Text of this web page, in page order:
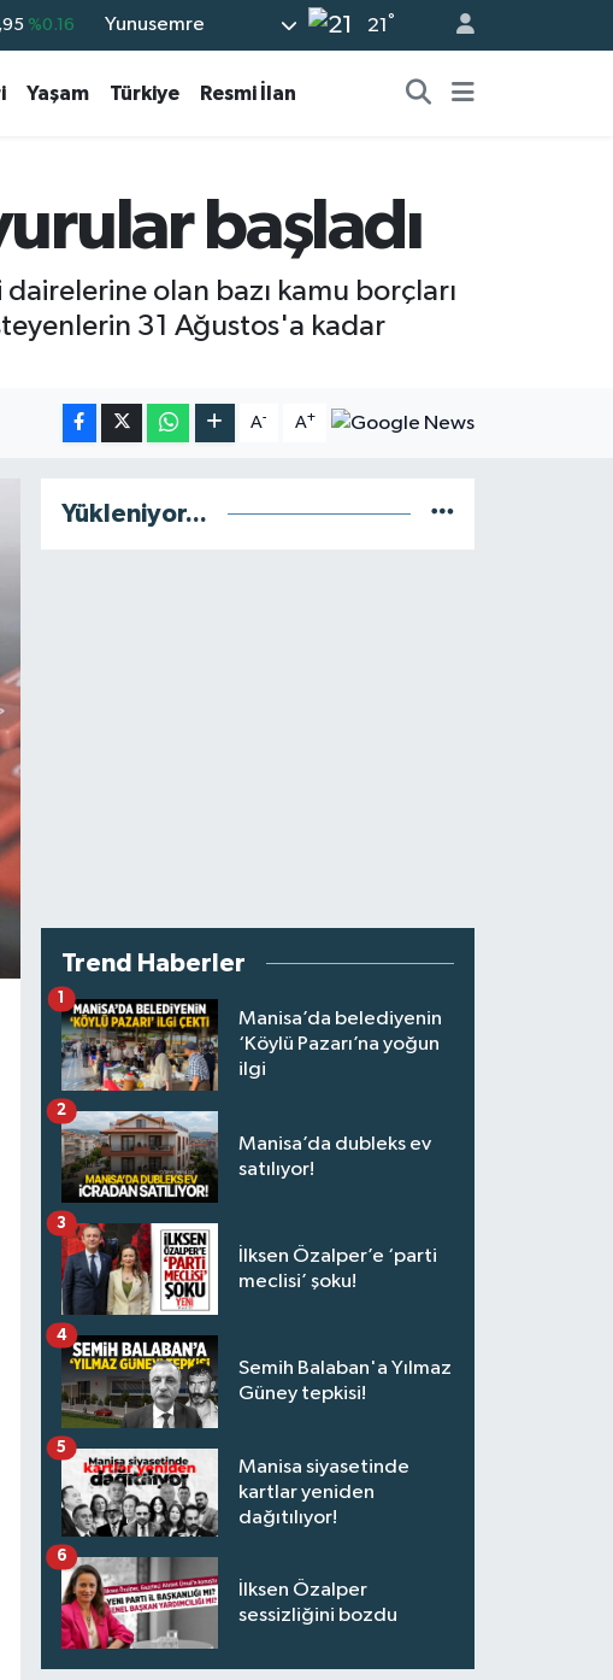
%0.16
%-0.08
%70
Yunusemre 21 °
Yaşam Türkiye Resmi İlan
başladı
dairelerine olan bazı kamu borçları
31 Ağustos'a kadar
A- A+
Yükleniyor...
Trend Haberler
Manisa’da belediyenin
‘Köylü Pazarı’na yoğun
ilgi
1
Manisa’da dubleks ev
satılıyor!
2
İlksen Özalper’e ‘parti
meclisi’ şoku!
3
Semih Balaban'a Yılmaz
Güney tepkisi!
4
Manisa siyasetinde
kartlar yeniden
dağıtılıyor!
5
İlksen Özalper
sessizliğini bozdu
6